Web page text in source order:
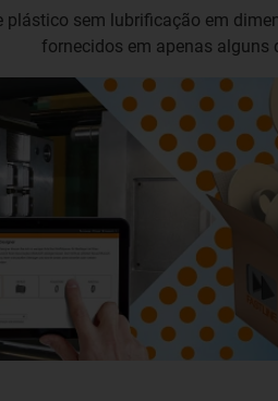
plástico sem lubrificação em
fornecidos em apenas alguns